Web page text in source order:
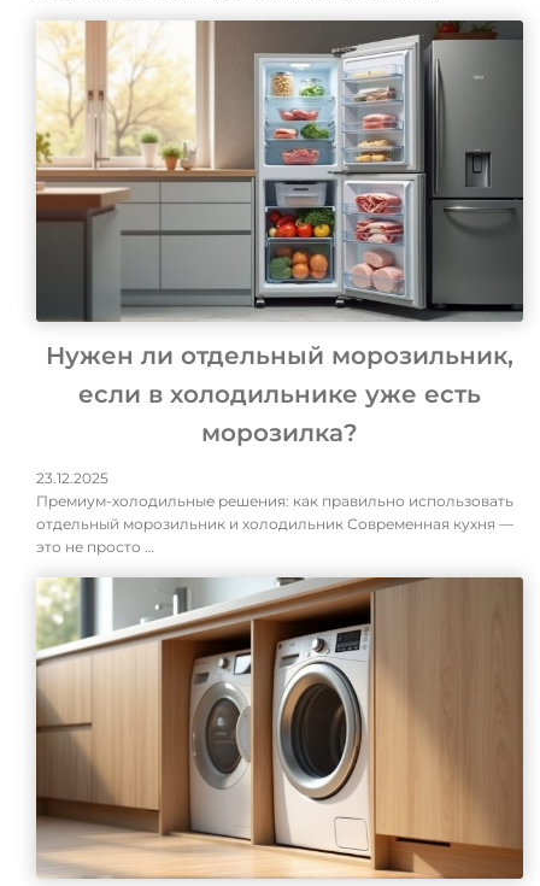
Нужен ли отдельный морозильник,
если в холодильнике уже есть
морозилка?
23.12.2025
Премиум-холодильные решения: как правильно использовать
отдельный морозильник и холодильник Современная кухня —
это не просто …